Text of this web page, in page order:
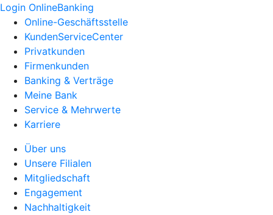
Login OnlineBanking
Online-Geschäftsstelle
KundenServiceCenter
Privatkunden
Firmenkunden
Banking & Verträge
Meine Bank
Service & Mehrwerte
Karriere
Über uns
Unsere Filialen
Mitgliedschaft
Engagement
Nachhaltigkeit